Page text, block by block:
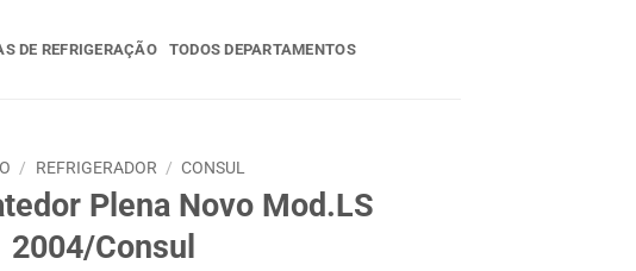
DE REFRIGERAÇÃO TODOS DEPARTAMENTOS
/ REFRIGERADOR / CONSUL
Plena Novo Mod.LS
2004/Consul